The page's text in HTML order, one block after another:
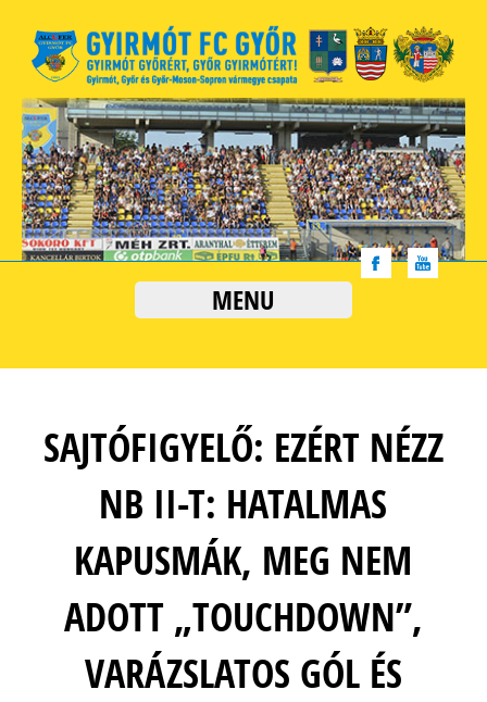
MENU
SAJTÓFIGYELŐ: EZÉRT NÉZZ
NB II-T: HATALMAS
KAPUSMÁK, MEG NEM
ADOTT „TOUCHDOWN”,
VARÁZSLATOS GÓL ÉS